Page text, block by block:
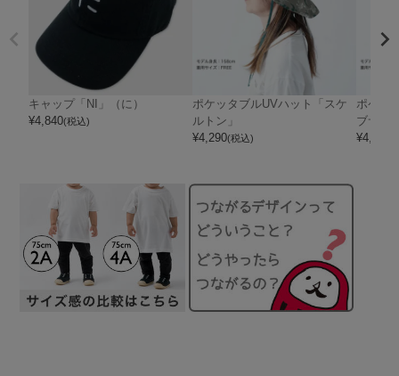
キャップ「NI」（に）
¥4,840(税込)
ポケッタブルUVハット「スケ
ルトン」
¥4,290(税込)
ポケッ
ブサタ
¥4,290